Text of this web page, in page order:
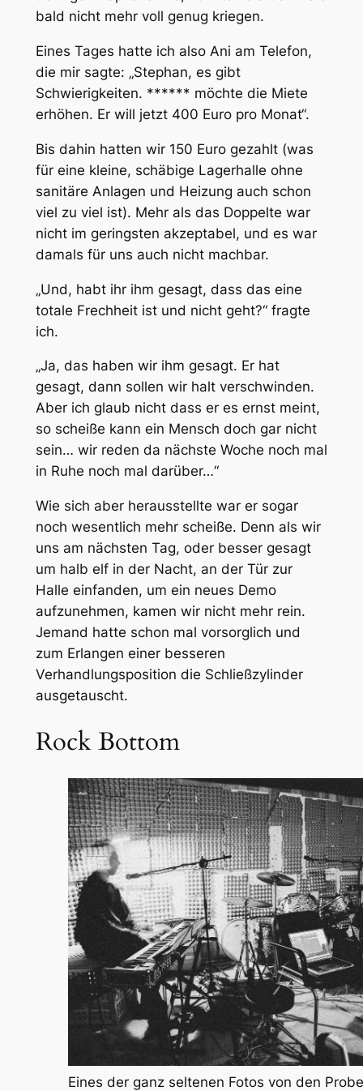
bald nicht mehr voll genug kriegen.
Eines Tages hatte ich also Ani am Telefon,
die mir sagte: „Stephan, es gibt
Schwierigkeiten. ****** möchte die Miete
erhöhen. Er will jetzt 400 Euro pro Monat“.
Bis dahin hatten wir 150 Euro gezahlt (was
für eine kleine, schäbige Lagerhalle ohne
sanitäre Anlagen und Heizung auch schon
viel zu viel ist). Mehr als das Doppelte war
nicht im geringsten akzeptabel, und es war
damals für uns auch nicht machbar.
„Und, habt ihr ihm gesagt, dass das eine
totale Frechheit ist und nicht geht?“ fragte
ich.
„Ja, das haben wir ihm gesagt. Er hat
gesagt, dann sollen wir halt verschwinden.
Aber ich glaub nicht dass er es ernst meint,
so scheiße kann ein Mensch doch gar nicht
sein… wir reden da nächste Woche noch mal
in Ruhe noch mal darüber…“
Wie sich aber herausstellte war er sogar
noch wesentlich mehr scheiße. Denn als wir
uns am nächsten Tag, oder besser gesagt
um halb elf in der Nacht, an der Tür zur
Halle einfanden, um ein neues Demo
aufzunehmen, kamen wir nicht mehr rein.
Jemand hatte schon mal vorsorglich und
zum Erlangen einer besseren
Verhandlungsposition die Schließzylinder
ausgetauscht.
Rock Bottom
Eines der ganz seltenen Fotos von den